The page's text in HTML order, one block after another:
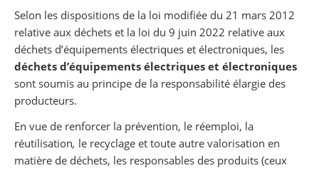
Selon les dispositions de la loi modifiée du 21 mars 2012
relative aux déchets et la loi du 9 juin 2022 relative aux
déchets d’équipements électriques et électroniques, les
déchets d’équipements électriques et électroniques
sont soumis au principe de la responsabilité élargie des
producteurs.
En vue de renforcer la prévention, le réemploi, la
réutilisation, le recyclage et toute autre valorisation en
matière de déchets, les responsables des produits (ceux